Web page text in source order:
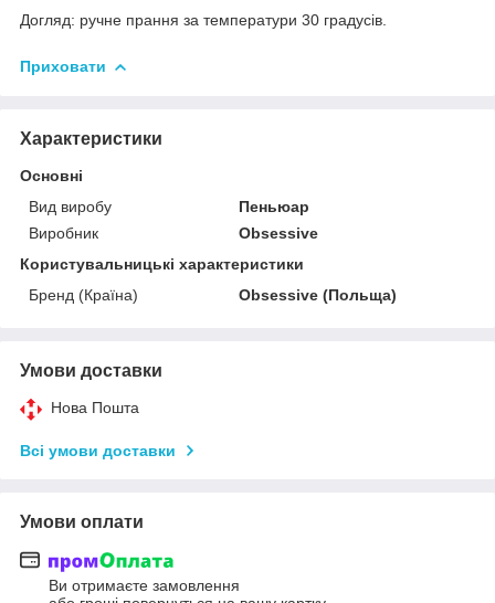
Догляд: ручне прання за температури 30 градусів.
Приховати
Характеристики
Основні
Вид виробу
Пеньюар
Виробник
Obsessive
Користувальницькі характеристики
Бренд (Країна)
Obsessive (Польща)
Умови доставки
Нова Пошта
Всі умови доставки
Умови оплати
Ви отримаєте замовлення